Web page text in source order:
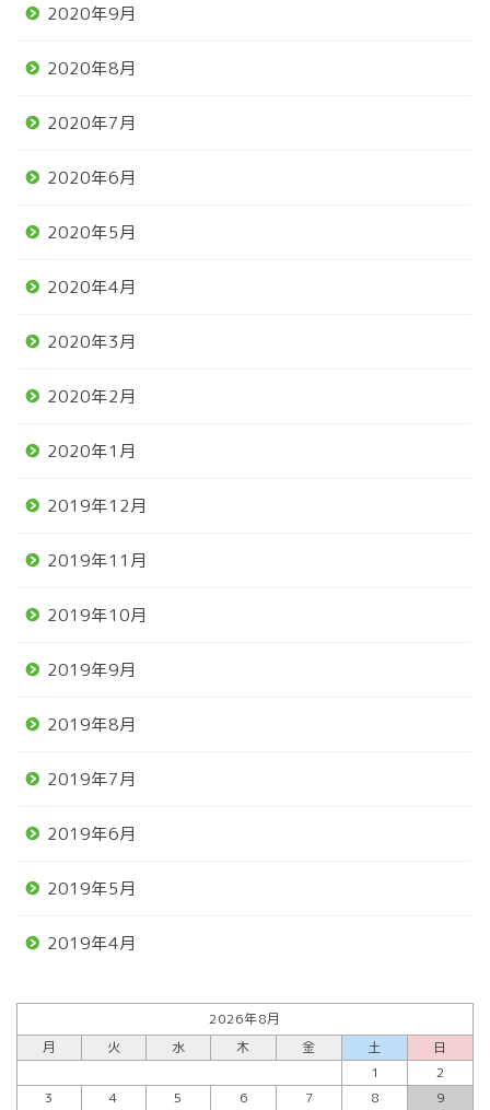
2020年9月
2020年8月
2020年7月
2020年6月
2020年5月
2020年4月
2020年3月
2020年2月
2020年1月
2019年12月
2019年11月
2019年10月
2019年9月
2019年8月
2019年7月
2019年6月
2019年5月
2019年4月
2026年8月
月
火 水 木 金 土
日
1
2
3
4 5 6 7 8 9